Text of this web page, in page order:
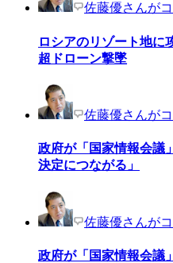
佐藤優さんが
ロシアのリゾート地
超ドローン撃墜
佐藤優さんが
政府が「国家情報会
決定につながる」
佐藤優さんが
政府が「国家情報会